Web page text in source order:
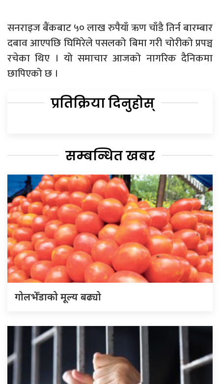
सनराइज बैंकबाट ५० लाख रुपैयाँ ऋण चाँडै तिर्न बारम्बार
दबाव आएपछि घिमिरेले पसलको बिमा गरी चोरीको प्रपञ्च
रचेका थिए । यो समाचार आजको नागरिक दैनिकमा
छापिएको छ ।
प्रतिक्रिया दिनुहोस्
सम्बन्धित खबर
गोलभेँडाको मूल्य बढ्यो